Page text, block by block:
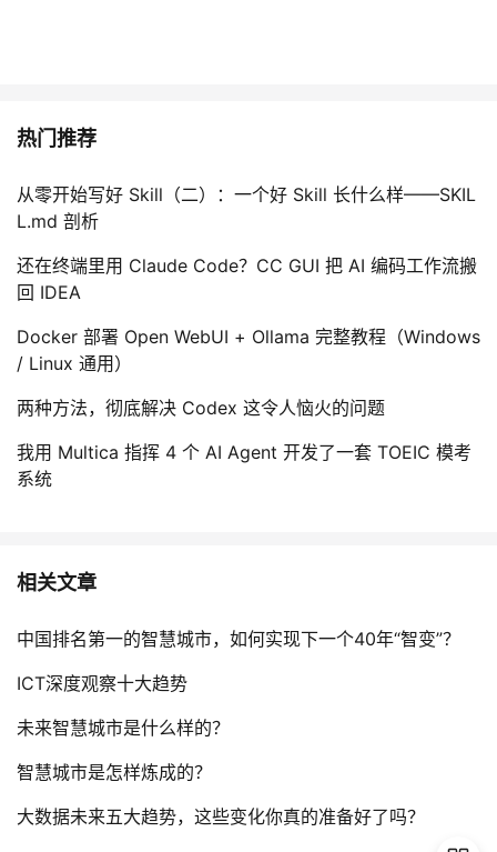
热门推荐
从零开始写好 Skill（二）：一个好 Skill 长什么样——SKIL
L.md 剖析
还在终端里用 Claude Code？CC GUI 把 AI 编码工作流搬
回 IDEA
Docker 部署 Open WebUI + Ollama 完整教程（Windows
/ Linux 通用）
两种方法，彻底解决 Codex 这令人恼火的问题
我用 Multica 指挥 4 个 AI Agent 开发了一套 TOEIC 模考
系统
相关文章
中国排名第一的智慧城市，如何实现下一个40年“智变”？
ICT深度观察十大趋势
未来智慧城市是什么样的？
智慧城市是怎样炼成的？
大数据未来五大趋势，这些变化你真的准备好了吗？